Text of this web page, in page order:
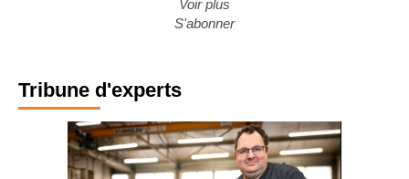
Voir plus
Tribune d'experts